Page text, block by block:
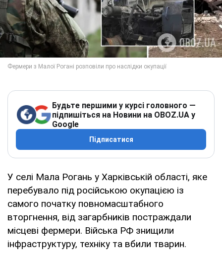
Будьте першими у курсі головного —
підпишіться на Новини на OBOZ.UA у
Google
Підписатися
У селі Мала Рогань у Харківській області, яке
перебувало під російською окупацією із
самого початку повномасштабного
вторгнення, від загарбників постраждали
місцеві фермери. Війська РФ знищили
інфраструктуру, техніку та вбили тварин.